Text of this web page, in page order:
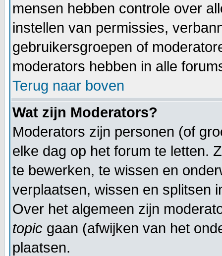
mensen hebben controle over
instellen van permissies,
gebruikersgroepen of
moderators hebben in alle
Terug naar boven
Wat zijn Moderators?
Moderators zijn personen (of
elke dag op het forum te letten.
te bewerken, te wissen en
verplaatsen, wissen en splitsen
Over het algemeen zijn
topic gaan (afwijken van het
plaatsen.